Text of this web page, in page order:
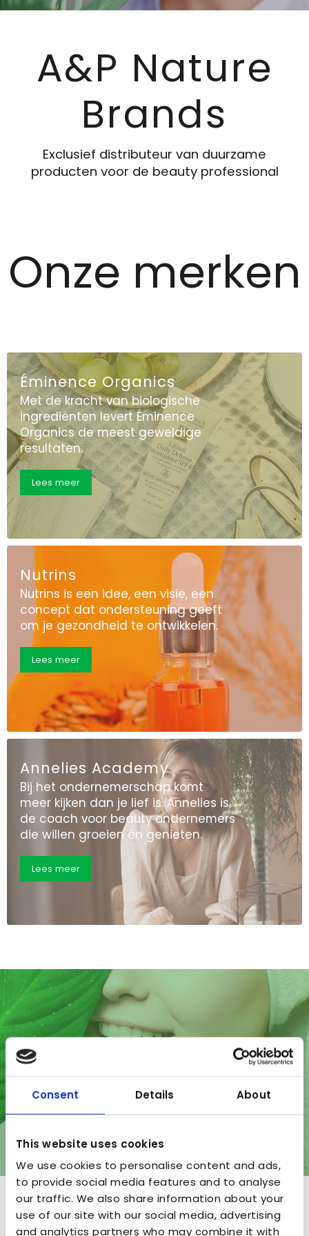
Consent Details About
This website uses cookies
We use cookies to personalise content and ads,
to provide social media features and to analyse
our traffic. We also share information about your
use of our site with our social media, advertising
and analytics partners who may combine it with
A&P Nature
Brands
Exclusief distributeur van duurzame
producten voor de beauty professional
Onze merken
Éminence Organics
Met de kracht van biologische
ingrediënten levert Éminence
Organics de meest geweldige
resultaten.
Lees meer
Nutrins
Nutrins is een idee, een visie, een
concept dat ondersteuning geeft
om je gezondheid te ontwikkelen.
Lees meer
Annelies Academy
Bij het ondernemerschap komt
meer kijken dan je lief is. Annelies is
de coach voor beauty ondernemers
die willen groeien én genieten.
Lees meer